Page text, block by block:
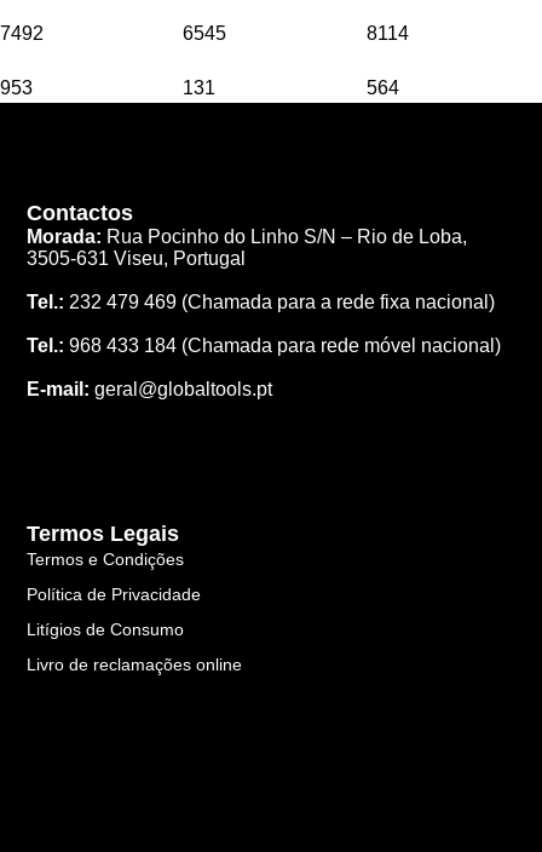
7492
953
6545
131
8114
564
Contactos
Morada: Rua Pocinho do Linho S/N – Rio de Loba,
3505-631 Viseu, Portugal
Tel.: 232 479 469 (Chamada para a rede fixa nacional)
Tel.: 968 433 184 (Chamada para rede móvel nacional)
E-mail: geral@globaltools.pt
Termos Legais
Termos e Condições
Política de Privacidade
Litígios de Consumo
Livro de reclamações online